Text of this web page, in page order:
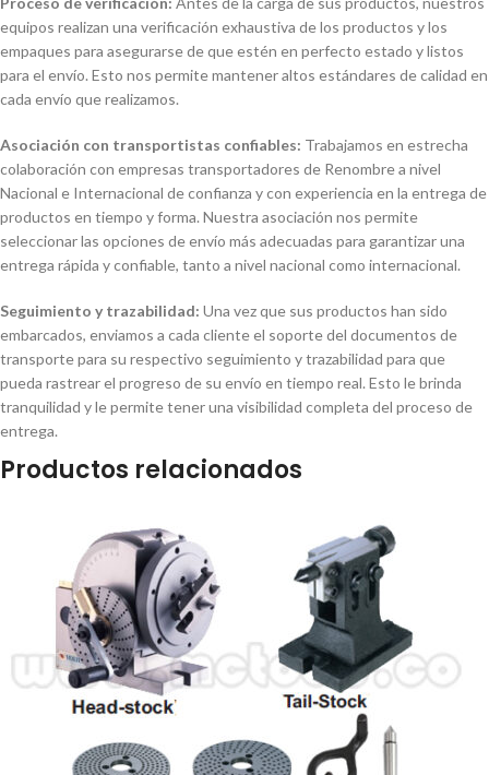
equipos realizan una verificación exhaustiva de los productos y los
empaques para asegurarse de que estén en perfecto estado y listos
para el envío. Esto nos permite mantener altos estándares de calidad en
cada envío que realizamos.
Asociación con transportistas confiables: Trabajamos en estrecha
colaboración con empresas transportadores de Renombre a nivel
Nacional e Internacional de confianza y con experiencia en la entrega de
productos en tiempo y forma. Nuestra asociación nos permite
seleccionar las opciones de envío más adecuadas para garantizar una
entrega rápida y confiable, tanto a nivel nacional como internacional.
Seguimiento y trazabilidad: Una vez que sus productos han sido
embarcados, enviamos a cada cliente el soporte del documentos de
transporte para su respectivo seguimiento y trazabilidad para que
pueda rastrear el progreso de su envío en tiempo real. Esto le brinda
tranquilidad y le permite tener una visibilidad completa del proceso de
entrega.
Productos relacionados